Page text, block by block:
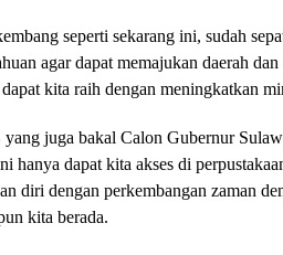
seperti sekarang ini, sudah
agar dapat memajukan daerah
kita raih dengan meningkatkan
juga bakal Calon Gubernur
hanya dapat kita akses di
diri dengan perkembangan zaman
kita berada.